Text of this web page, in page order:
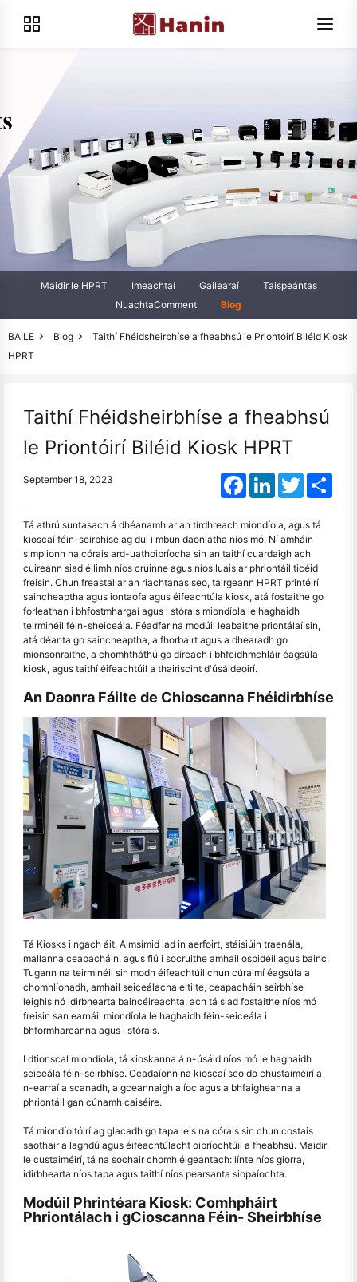
Maidir le HPRT Imeachtaí Gailearaí
Taispeántas
NuachtaComment
Blog
BAILE Blog
Taithí Fhéidsheirbhíse a fheabhsú le Priontóirí Biléid Kiosk
HPRT
Taithí Fhéidsheirbhíse a fheabhsú
le Priontóirí Biléid Kiosk HPRT
September 18, 2023 FacebookLinkedInTwitter
Tá athrú suntasach á dhéanamh ar an tírdhreach miondíola, agus tá
kioscaí féin-seirbhíse ag dul i mbun daonlatha níos mó. Ní amháin
simplionn na córais ard-uathoibríocha sin an taithí cuardaigh ach
cuireann siad éilimh níos cruinne agus níos luais ar phriontáil ticéid
freisin. Chun freastal ar an riachtanas seo, tairgeann HPRT printéirí
saincheaptha agus iontaofa agus éifeachtúla kiosk, atá fostaithe go
forleathan i bhfostmhargaí agus i stórais miondíola le haghaidh
teirminéil féin-sheiceála. Féadfar na modúil leabaithe priontálaí sin,
atá déanta go saincheaptha, a fhorbairt agus a dhearadh go
mionsonraithe, a chomhtháthú go díreach i bhfeidhmchláir éagsúla
kiosk, agus taithí éifeachtúil a thairiscint d'úsáideoirí.
An Daonra Fáilte de Chioscanna Fhéidirbhíse
Tá Kiosks i ngach áit. Aimsimid iad in aerfoirt, stáisiúin traenála,
mallanna ceapacháin, agus fiú i socruithe amhail ospidéil agus bainc.
Tugann na teirminéil sin modh éifeachtúil chun cúraimí éagsúla a
chomhlíonadh, amhail seiceálacha eitilte, ceapacháin seirbhíse
leighis nó idirbhearta baincéireachta, ach tá siad fostaithe níos mó
freisin san earnáil miondíola le haghaidh féin-seiceála i
bhformharcanna agus i stórais.
I dtionscal miondíola, tá kioskanna á n-úsáid níos mó le haghaidh
seiceála féin-seirbhíse. Ceadaíonn na kioscaí seo do chustaiméirí a
n-earraí a scanadh, a gceannaigh a íoc agus a bhfaigheanna a
phriontáil gan cúnamh caiséire.
Tá miondíoltóirí ag glacadh go tapa leis na córais sin chun costais
saothair a laghdú agus éifeachtúlacht oibríochtúil a fheabhsú. Maidir
le custaiméirí, tá na sochair chomh éigeantach: línte níos giorra,
idirbhearta níos tapa agus taithí níos pearsanta siopaíochta.
Modúil Phrintéara Kiosk: Comhpháirt
Phriontálach i gCioscanna Féin- Sheirbhíse